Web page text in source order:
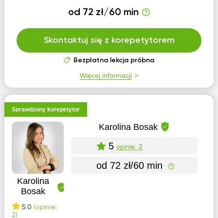
od 72 zł/60 min
Skontaktuj się z korepetytorem
Bezpłatna lekcja próbna
Więcej informacji
Sprawdzony korepetytor
Karolina
Bosak
5.0 (opinie:
2)
Karolina Bosak
5 opinie: 2
od 72 zł/60 min